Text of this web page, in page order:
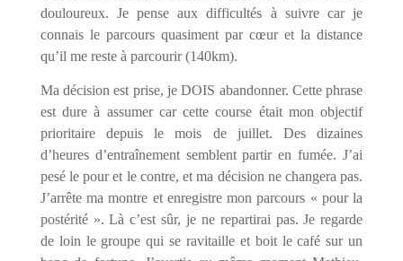
douloureux. Je pense aux difficultés à suivre car je
connais le parcours quasiment par cœur et la distance
qu’il me reste à parcourir (140km).
Ma décision est prise, je DOIS abandonner. Cette phrase
est dure à assumer car cette course était mon objectif
prioritaire depuis le mois de juillet. Des dizaines
d’heures d’entraînement semblent partir en fumée. J’ai
pesé le pour et le contre, et ma décision ne changera pas.
J’arrête ma montre et enregistre mon parcours « pour la
postérité ». Là c’est sûr, je ne repartirai pas. Je regarde
de loin le groupe qui se ravitaille et boit le café sur un